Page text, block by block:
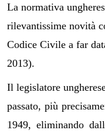
La normativa
rilevantissime novità
Codice Civile a far
2013).
Il legislatore
passato, più
1949, eliminando